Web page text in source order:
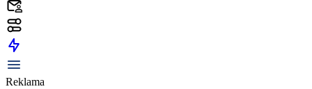
Reklama